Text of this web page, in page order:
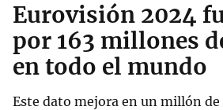
Eurovisión 2024
por 163 millones
en todo el mundo
Este dato mejora en un millón de